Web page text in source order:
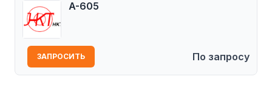
A-605
По запросу
ЗАПРОСИТЬ